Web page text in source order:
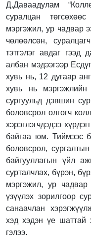
Д.Даваадулам
суралцан
мэргэжил, ур чадвар
чөлөөлсөн,
тэтгэлэг авдаг гээд
албан мэдээгээр
хувь нь, 12 дугаар
хувь нь мэргэжлийн
сургуульд дэвшин
боловсрол олгогч
хэрэглэгчдэдээ
байгаа юм. Тиймээс
боловсрол,
байгууллагын үйл
сурталчлах, бүрэн,
мэргэжил, ур
үзүүлэх зорилгоор
санаачлан
хэд хэдэн үе шаттай
гэлээ.